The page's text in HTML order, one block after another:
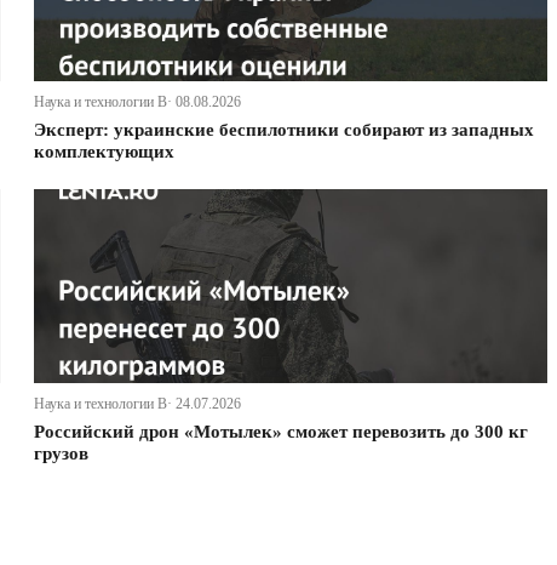
Наука и технологии В· 08.08.2026
Эксперт: украинские беспилотники собирают из западных
комплектующих
Наука и технологии В· 24.07.2026
Российский дрон «Мотылек» сможет перевозить до 300 кг
грузов